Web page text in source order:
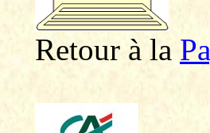
Retour à la P